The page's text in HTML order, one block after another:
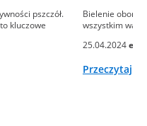
pszczół.
kluczowe
Bielenie obory
wszystkim
25.04.2024
Przeczytaj